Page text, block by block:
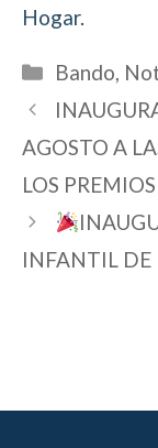
Hogar.
Categorías
Bando,
AGOSTO A
LOS
INFANTIL DE